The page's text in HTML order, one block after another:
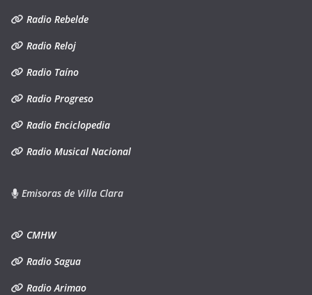
Radio Rebelde
Radio Reloj
Radio Taíno
Radio Progreso
Radio Enciclopedia
Radio Musical Nacional
Emisoras de Villa Clara
CMHW
Radio Sagua
Radio Arimao